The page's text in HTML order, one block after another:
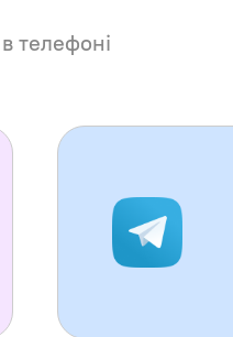
телефоні